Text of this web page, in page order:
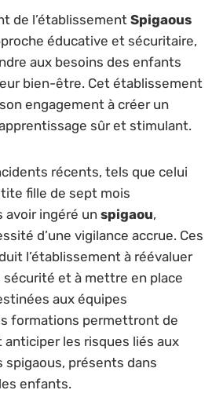
de l’établissement Spigaous
éducative et sécuritaire,
aux besoins des enfants
bien-être. Cet établissement
engagement à créer un
sûr et stimulant.
récents, tels que celui
fille de sept mois
avoir ingéré un spigaou,
d’une vigilance accrue. Ces
l’établissement à réévaluer
et à mettre en place
aux équipes
formations permettront de
les risques liés aux
spigaous, présents dans
enfants.